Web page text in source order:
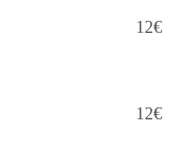
12€
12€